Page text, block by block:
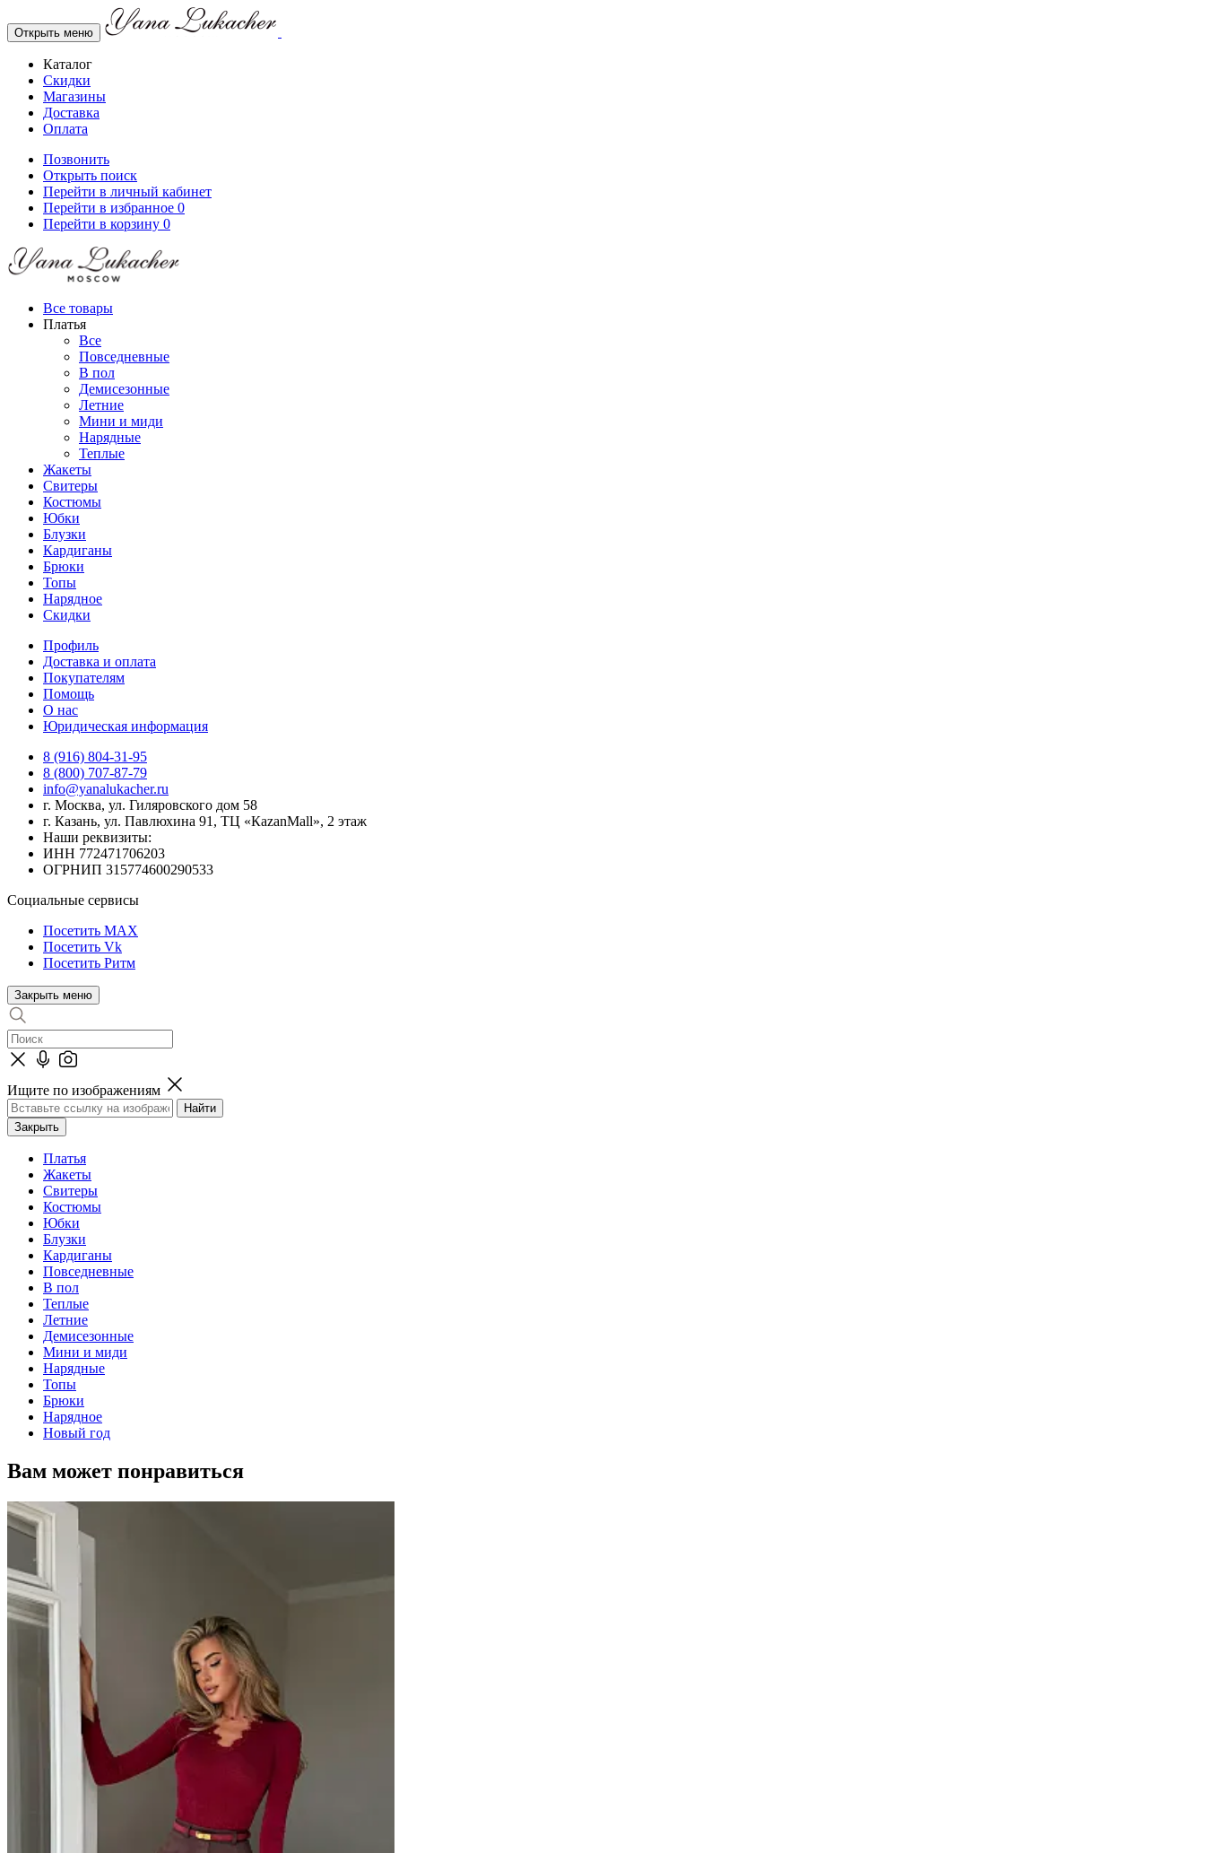
Открыть меню
Каталог
Скидки
Магазины
Доставка
Оплата
Позвонить
Открыть поиск
Перейти в личный кабинет
Перейти в избранное 0
Перейти в корзину 0
Все товары
Платья
Все
Повседневные
В пол
Демисезонные
Летние
Мини и миди
Нарядные
Теплые
Жакеты
Свитеры
Костюмы
Юбки
Блузки
Кардиганы
Брюки
Топы
Нарядное
Скидки
Профиль
Доставка и оплата
Покупателям
Помощь
О нас
Юридическая информация
8 (916) 804-31-95
8 (800) 707-87-79
info@yanalukacher.ru
г. Москва, ул. Гиляровского дом 58
г. Казань, ул. Павлюхина 91, ТЦ «КazanMall», 2 этаж
Наши реквизиты:
ИНН 772471706203
ОГРНИП 315774600290533
Социальные сервисы
Посетить MAX
Посетить Vk
Посетить Ритм
Закрыть меню
Ищите по изображениям
Закрыть
Платья
Жакеты
Свитеры
Костюмы
Юбки
Блузки
Кардиганы
Повседневные
В пол
Теплые
Летние
Демисезонные
Мини и миди
Нарядные
Топы
Брюки
Нарядное
Новый год
Вам может понравиться